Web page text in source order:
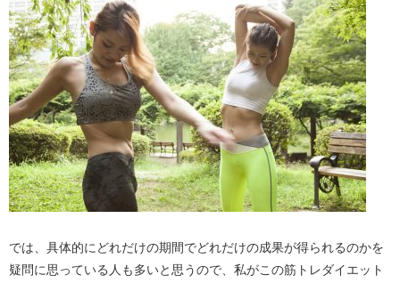
では、具体的にどれだけの期間でどれだけの成果が得られるのかを
疑問に思っている人も多いと思うので、私がこの筋トレダイエット